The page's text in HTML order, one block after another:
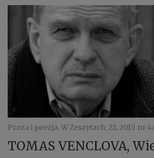
Proza i poezja, W Zeszytach, ZL 2015 nr
TOMAS VENCLOVA,